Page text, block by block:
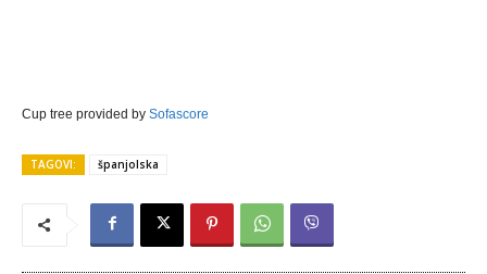
Cup tree provided by Sofascore
TAGOVI: španjolska